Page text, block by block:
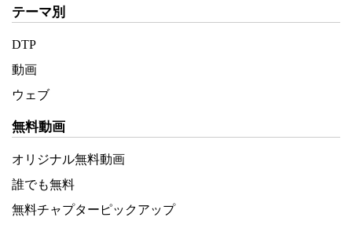
テーマ別
DTP
動画
ウェブ
無料動画
オリジナル無料動画
誰でも無料
無料チャプターピックアップ